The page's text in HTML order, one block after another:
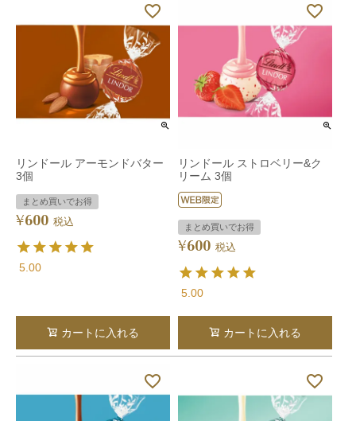
リンドール アーモンドバター
3個
まとめ買いでお得
¥600 税込
5.00
カートに入れる
リンドール ストロベリー&ク
リーム 3個
まとめ買いでお得
¥600 税込
5.00
カートに入れる